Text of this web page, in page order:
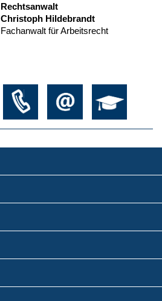
Rechtsanwalt
Christoph Hildebrandt
Fachanwalt für Arbeitsrecht